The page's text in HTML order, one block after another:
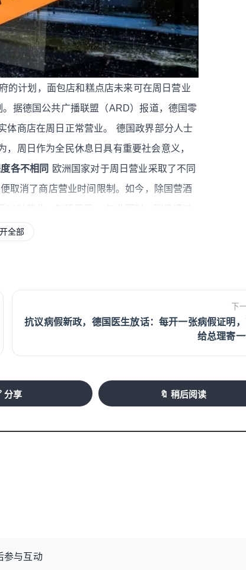
的计划，面包店和糕点店未来可在周日营业
据德国公共广播联盟（ARD）报道，德国零
商店在周日正常营业。
德国政界部分人士
周日作为全民休息日具有重要社会意义，
各不相同
欧洲国家对于周日营业采取了不同
取消了商店营业时间限制。如今，除国营酒
。荷兰同样允许商店在周日营业。法律规定
和旅游区则适用更加宽松的规定，当地超市
自行决定。劳动者权益则主要通过劳动法律
法规，允许所有商店每天6时至24时营业，
近年来不断收紧周日营业规定。自2018年以
仅允许每年约7个特殊周日营业，例如圣诞节
活，并得到天主教会的大力支持。 奥地利的
利也被认为是德语国家中周日营业管理最
多数地区，周日仍被法律规定为商业休息
全部
下
抗议病假新政，德国医生放话：每开一张病假证明
给总理寄
分享 🔖 稍后阅读
参与互动